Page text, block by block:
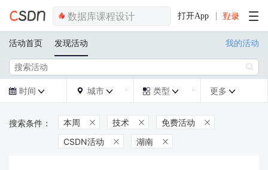
打开App
活动首页 发现活动 我的活动

 时间   城市   类型  更多 
本周  技术  免费活动 
CSDN活动  湖南 